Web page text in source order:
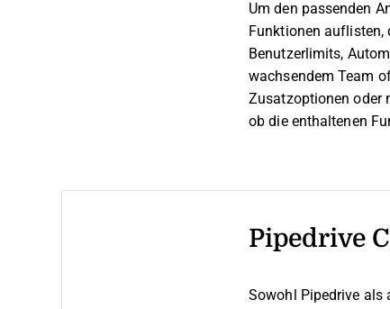
Um den passenden
Funktionen auflisten,
Benutzerlimits,
wachsendem Team
Zusatzoptionen oder
ob die enthaltenen
Pipedrive
Sowohl Pipedrive als